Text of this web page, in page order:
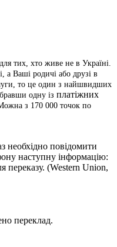
тих, хто живе не в Україні.
Ваші родичі або друзі в
то це один з найшвидших
одну із платіжних
з 170 000 точок по
необхідно повідомити
наступну інформацію:
переказу. (Western Union,
переклад.